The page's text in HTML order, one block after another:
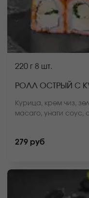
220 г 8 шт.
РОЛЛ ОСТРЫЙ С
Курица, крем чиз,
масаго, унаги соус,
279 руб